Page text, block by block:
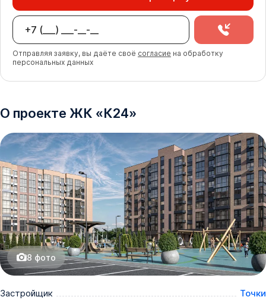
Отправляя заявку, вы даёте своё согласие на обработку
персональных данных
О проекте ЖК «К24»
8 фото
Застройщик
Точки